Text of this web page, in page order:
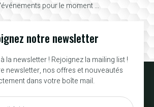
pour le moment ...
notre newsletter
la newsletter ! Rejoignez la mailing list !
newsletter, nos offres et nouveautés
dans votre boîte mail.